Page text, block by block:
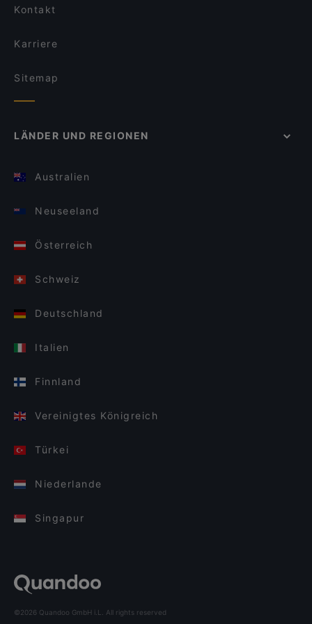
Kontakt
Karriere
Sitemap
LÄNDER UND REGIONEN
Australien
Neuseeland
Österreich
Schweiz
Deutschland
Italien
Finnland
Vereinigtes Königreich
Türkei
Niederlande
Singapur
©2026 Quandoo GmbH i.L. All rights reserved